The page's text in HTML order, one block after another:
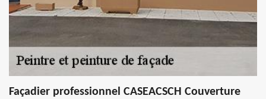
Façadier professionnel CASEACSCH Couverture